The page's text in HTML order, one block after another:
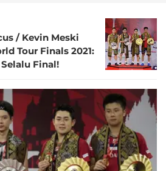
/ Kevin Meski
Tour Finals 2021:
Final!